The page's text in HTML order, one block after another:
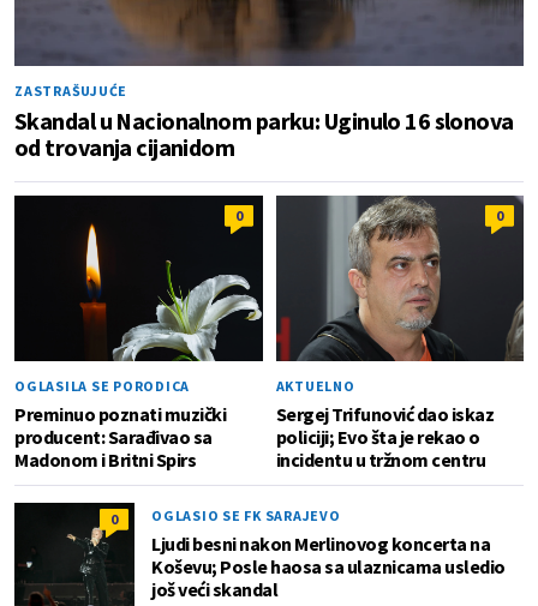
ZASTRAŠUJUĆE
Skandal u Nacionalnom parku: Uginulo 16 slonova
od trovanja cijanidom
0
OGLASILA SE PORODICA
Preminuo poznati muzički
producent: Sarađivao sa
Madonom i Britni Spirs
0
AKTUELNO
Sergej Trifunović dao iskaz
policiji; Evo šta je rekao o
incidentu u tržnom centru
0 OGLASIO SE FK SARAJEVO
Ljudi besni nakon Merlinovog koncerta na
Koševu; Posle haosa sa ulaznicama usledio
još veći skandal